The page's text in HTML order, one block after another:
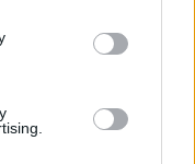
in below Google
σε μια εικόνα ή
τους ή αν